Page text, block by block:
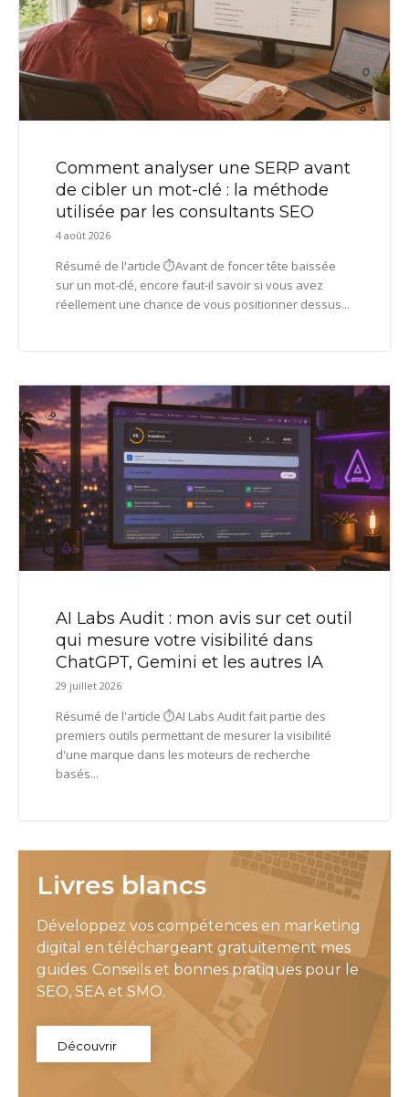
Comment analyser une SERP avant
de cibler un mot-clé : la méthode
utilisée par les consultants SEO
4 août 2026
Résumé de l'article ⏱️Avant de foncer tête baissée
sur un mot-clé, encore faut-il savoir si vous avez
réellement une chance de vous positionner dessus...
AI Labs Audit : mon avis sur cet outil
qui mesure votre visibilité dans
ChatGPT, Gemini et les autres IA
29 juillet 2026
Résumé de l'article ⏱️AI Labs Audit fait partie des
premiers outils permettant de mesurer la visibilité
d'une marque dans les moteurs de recherche
basés...
Livres blancs
Développez vos compétences en marketing
digital en téléchargeant gratuitement mes
guides. Conseils et bonnes pratiques pour le
SEO, SEA et SMO.
Découvrir